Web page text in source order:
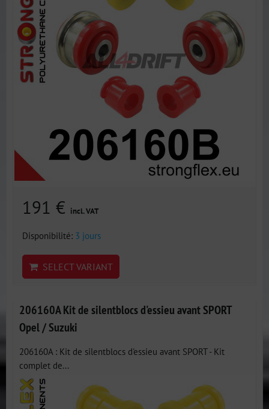
191 € incl. VAT
Disponibilité: 3 jours
SELECT VARIANT
206160A Kit de silentblocs d'essieu avant SPORT
Opel / Suzuki
206160A : Kit de silentblocs d'essieu avant SPORT - Kit
complet de...